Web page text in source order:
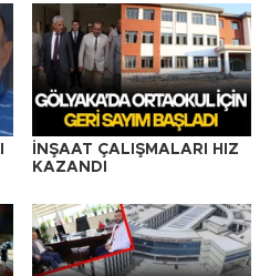
İNŞAAT ÇALIŞMALARI HIZ
KAZANDI